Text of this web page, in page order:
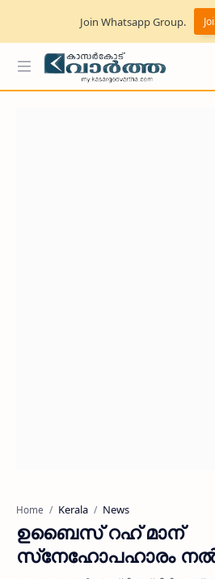
Join Whatsapp Group.
Home Kerala News
ഉബൈസ് റഹ് മാന്
സ്‌നേഹോപഹാരം